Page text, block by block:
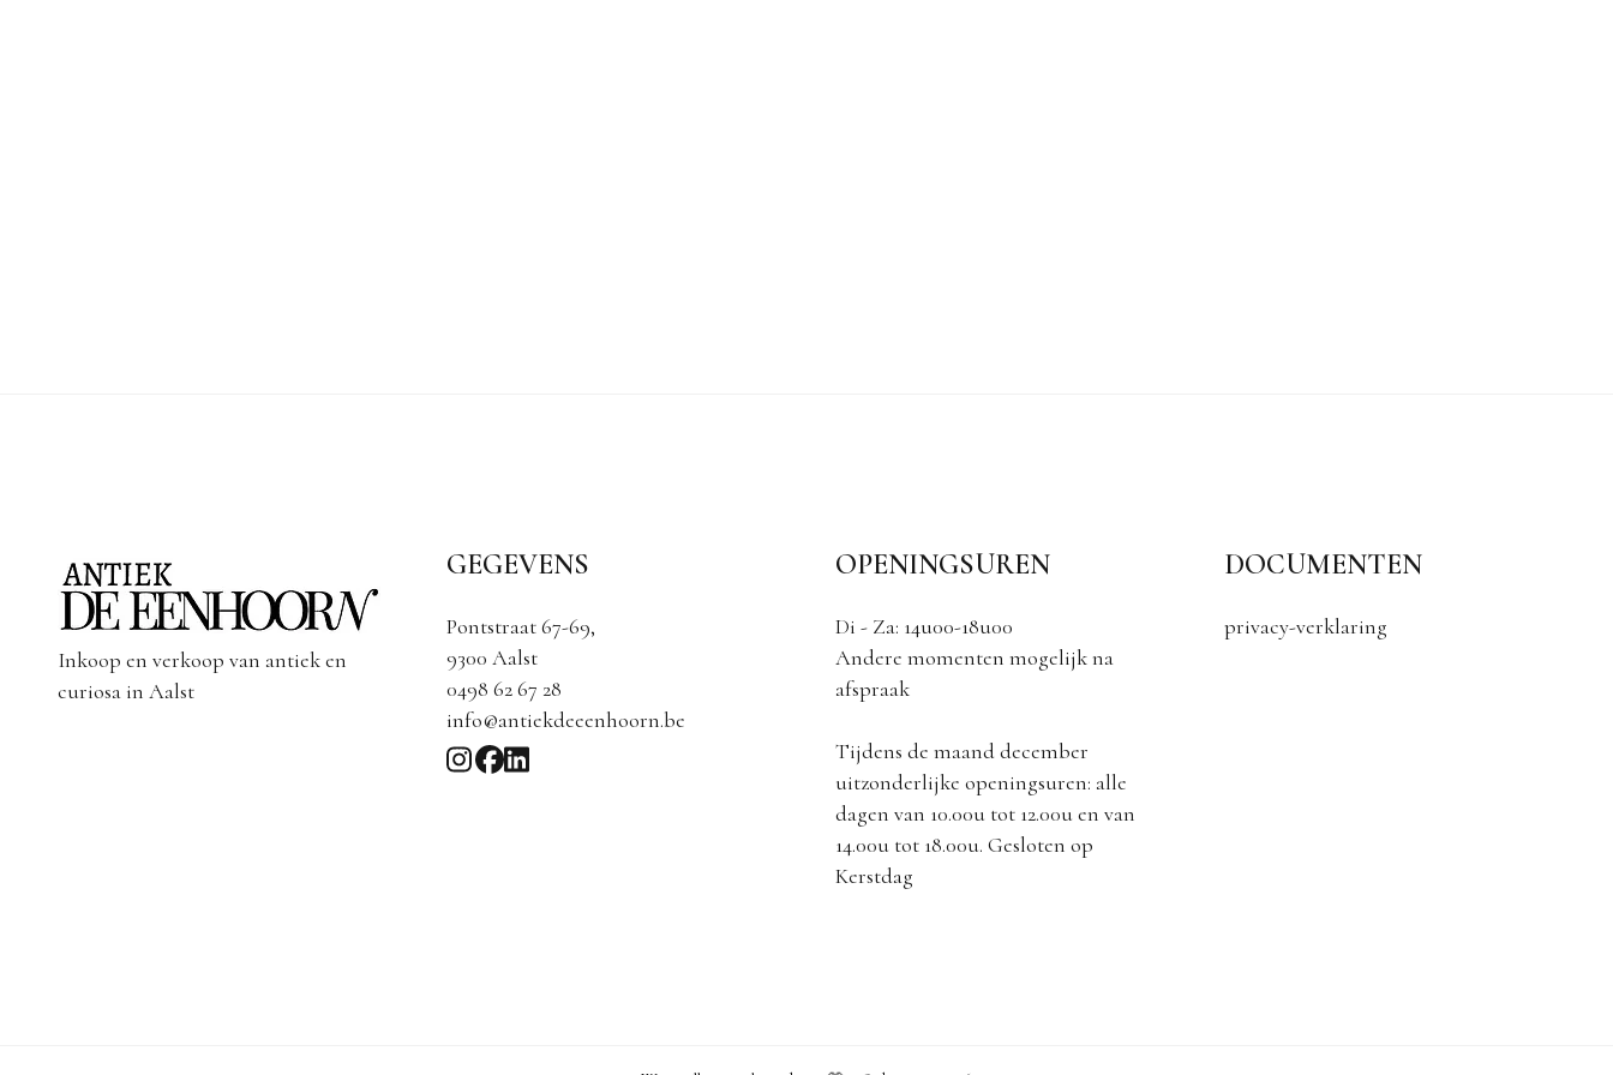
Inkoop en verkoop van antiek en
curiosa in Aalst
GEGEVENS
Pontstraat 67-69,
9300 Aalst
0498 62 67 28
info@antiekdeeenhoorn.be
OPENINGSUREN
Di - Za: 14u00-18u00
Andere momenten mogelijk na
afspraak
Tijdens de maand december
uitzonderlijke openingsuren: alle
dagen van 10.00u tot 12.00u en van
14.00u tot 18.00u. Gesloten op
Kerstdag
DOCUMENTEN
privacy-verklaring